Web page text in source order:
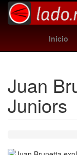
Inicio
wolves
Juan
Juniors